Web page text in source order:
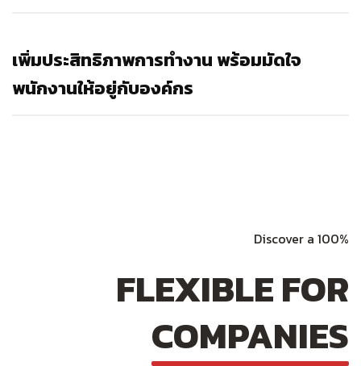
เพิ่มประสิทธิภาพการทำงาน พร้อมมัดใจ
พนักงานให้อยู่กับองค์กร
Discover a 100%
FLEXIBLE FOR
COMPANIES